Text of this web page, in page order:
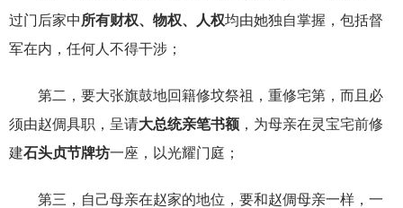
过门后家中 所有财权、物权、人权均由她独自掌握，包括督
军在内，任何人不得干涉；
第二，要大张旗鼓地回籍修坟祭祖，重修宅第，而且必
须由赵倜具职，呈请大总统亲笔书额 ，为母亲在灵宝宅前修
建石头贞节牌坊一座，以光耀门庭；
第三，自己母亲在赵家的地位，要和赵倜母亲一样，一